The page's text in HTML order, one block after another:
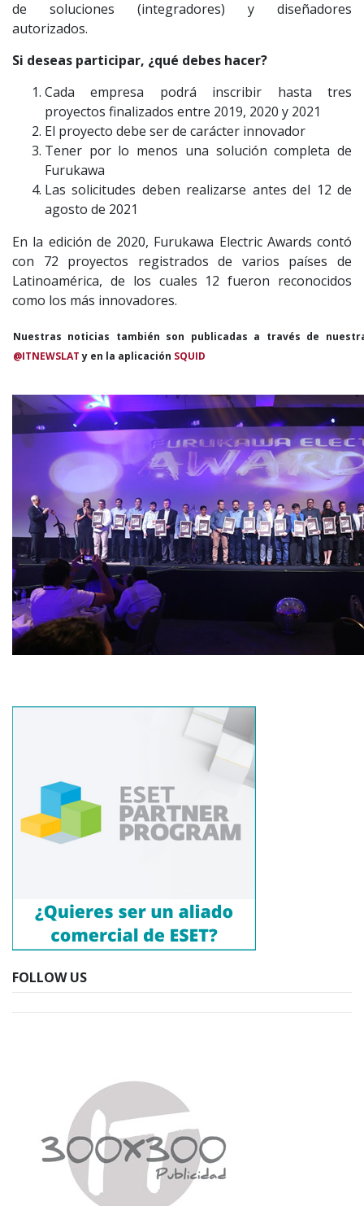
de soluciones (integradores) y diseñadores
autorizados.
Si deseas participar, ¿qué debes hacer?
Cada empresa podrá inscribir hasta tres
proyectos finalizados entre 2019, 2020 y 2021
El proyecto debe ser de carácter innovador
Tener por lo menos una solución completa de
Furukawa
Las solicitudes deben realizarse antes del 12 de
agosto de 2021
En la edición de 2020, Furukawa Electric Awards contó
con 72 proyectos registrados de varios países de
Latinoamérica, de los cuales 12 fueron reconocidos
como los más innovadores.
Nuestras noticias también son publicadas a través de
@ITNEWSLATy en la aplicación SQUID
FOLLOW US